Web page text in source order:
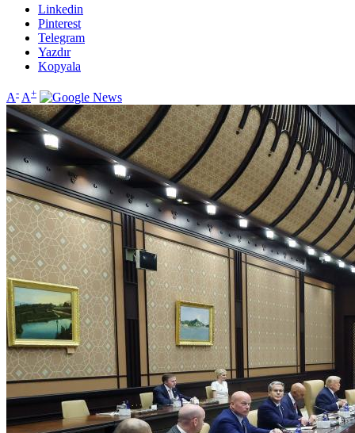
Linkedin
Pinterest
Telegram
Yazdır
Kopyala
A- A+